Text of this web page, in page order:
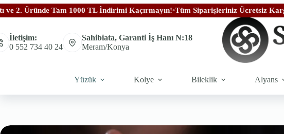
1000 TL İndirimi Kaçırmayın!•Tüm Siparişleriniz Ücretsiz Kargo İle
İletişim:
0 552 734 40 24
Sahibiata, Garanti İş Hanı N:18
Meram/Konya
Yüzük Kolye Bileklik Alyans